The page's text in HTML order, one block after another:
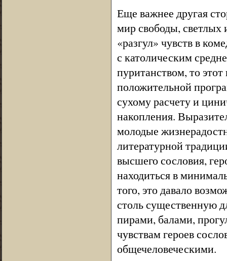
Еще важнее другая
мир свободы, светлых
«разгул» чувств в
с католическим
пуританством, то
положительной
сухому расчету и
накопления.
молодые
литературной
высшего сословия,
находиться в
того, это давало
столь существенную
пирами, балами,
чувствам героев
общечеловеческими.